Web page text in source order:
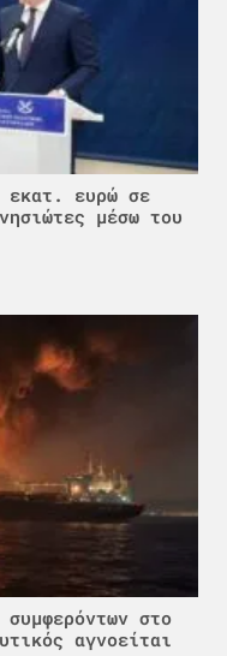
ευρώ σε
μέσω του
στο
αγνοείται